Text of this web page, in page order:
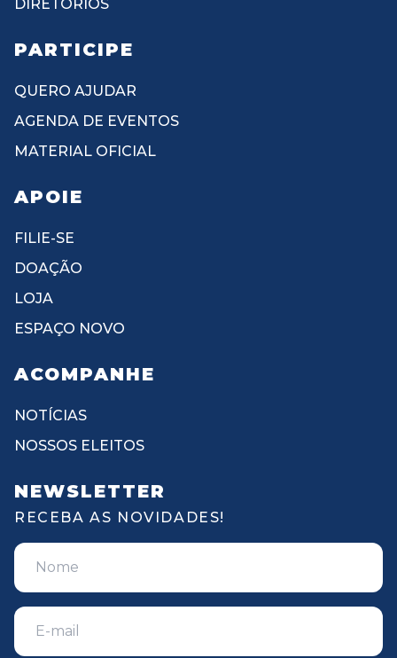
DIRETÓRIOS
PARTICIPE
QUERO AJUDAR
AGENDA DE EVENTOS
MATERIAL OFICIAL
APOIE
FILIE-SE
DOAÇÃO
LOJA
ESPAÇO NOVO
ACOMPANHE
NOTÍCIAS
NOSSOS ELEITOS
NEWSLETTER
RECEBA AS NOVIDADES!